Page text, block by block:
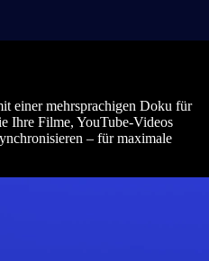
einer mehrsprachigen Doku für
Ihre Filme, YouTube-Videos
– für maximale